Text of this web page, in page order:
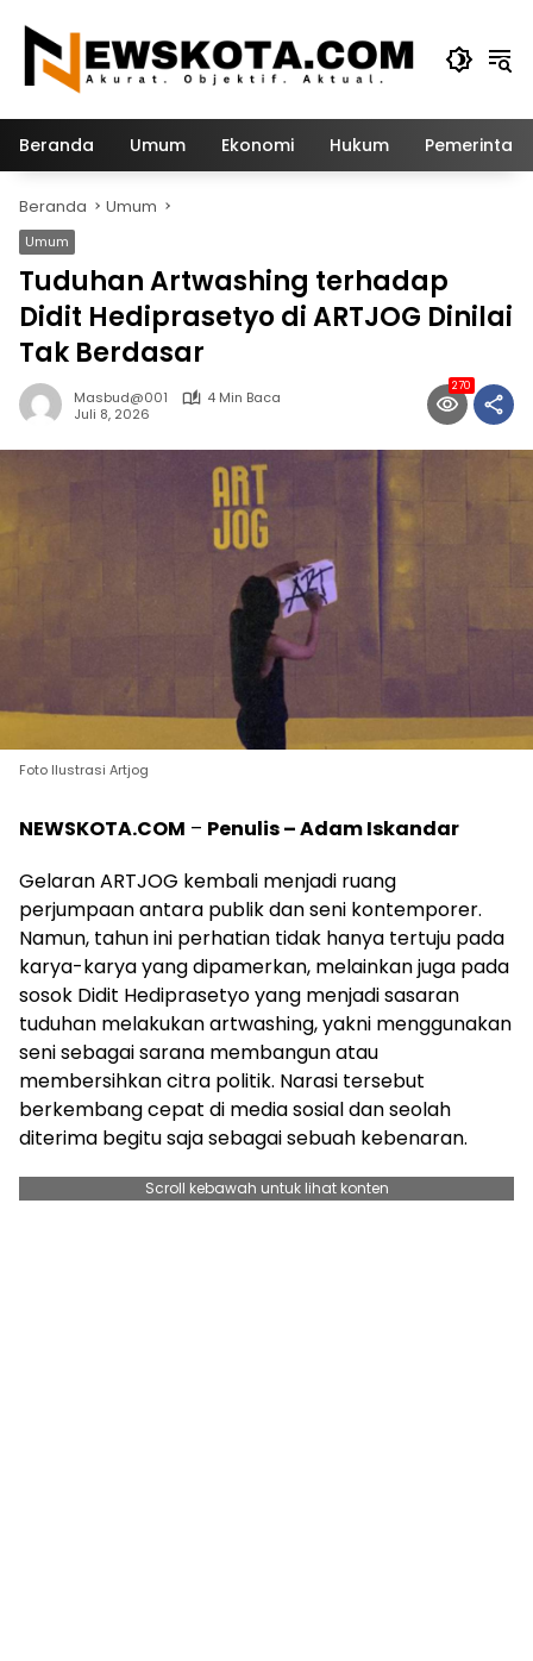
konten
Beranda Umum Ekonomi Hukum
Beranda Umum
Umum
Tuduhan Artwashing terhadap
Didit Hediprasetyo di ARTJOG Dinilai
Tak Berdasar
Masbud@001
4 Min Baca
Juli 8, 2026
270
Foto Ilustrasi Artjog
NEWSKOTA.COM – Penulis – Adam Iskandar
Gelaran ARTJOG kembali menjadi ruang
perjumpaan antara publik dan seni kontemporer.
Namun, tahun ini perhatian tidak hanya tertuju pada
karya-karya yang dipamerkan, melainkan juga pada
sosok Didit Hediprasetyo yang menjadi sasaran
tuduhan melakukan artwashing, yakni menggunakan
seni sebagai sarana membangun atau
membersihkan citra politik. Narasi tersebut
berkembang cepat di media sosial dan seolah
diterima begitu saja sebagai sebuah kebenaran.
Scroll kebawah untuk lihat konten